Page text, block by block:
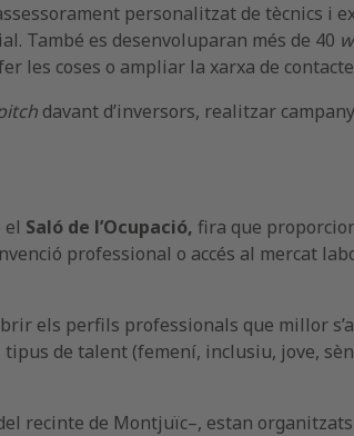
personalitzat de tècnics i
També es desenvoluparan més de 40
les coses o ampliar la xarxa de
davant d’inversors, realitzar
el Saló de l’Ocupació, fira que
professional o accés al mercat
els perfils professionals que millor
de talent (femení, inclusiu, jove,
recinte de Montjuïc–, estan